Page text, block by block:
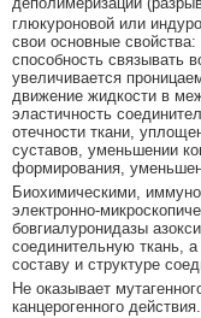
глюкуроновой или
свои основные
способность связывать
увеличивается
движение жидкости в
эластичность
отечности ткани,
суставов, уменьшении
формирования,
Биохимическими,
электронно-
бовгиалуронидазы
соединительную ткань,
составу и структуре
Не оказывает
канцерогенного действия.